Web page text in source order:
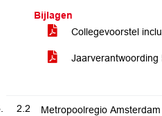
Bijlagen
Collegevoorstel
2.2 Metropoolregio